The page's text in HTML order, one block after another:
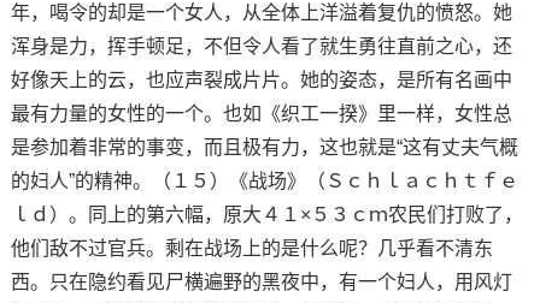
年，喝令的却是一个女人，从全体上洋溢着复仇的愤怒。她
浑身是力，挥手顿足，不但令人看了就生勇往直前之心，还
好像天上的云，也应声裂成片片。她的姿态，是所有名画中
最有力量的女性的一个。也如《织工一揆》里一样，女性总
是参加着非常的事变，而且极有力，这也就是“这有丈夫气概
的妇人”的精神。（１５）《战场》（Ｓｃｈｌａｃｈｔｆｅ
ｌｄ）。同上的第六幅，原大４１×５３ｃｍ农民们打败了，
他们敌不过官兵。剩在战场上的是什么呢？几乎看不清东
西。只在隐约看见尸横遍野的黑夜中，有一个妇人，用风灯